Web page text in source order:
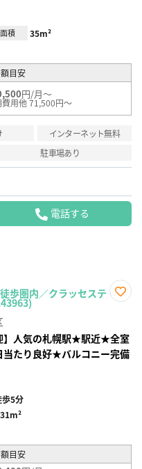
面積 35m²
目安
円/月～
費用他 71,500円～
インターネット無料
駐車場あり
電話する
歩圏内／クラッセステ
録
】人気の札幌駅★駅近★全室
当たり良好★バルコニー完備
歩5分
31m²
目安